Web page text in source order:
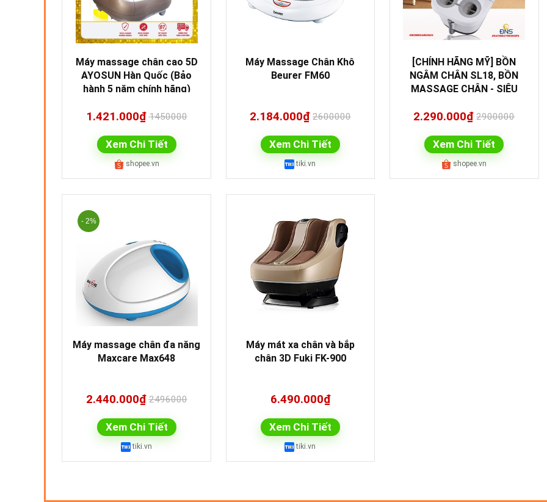
Máy massage chân cao 5D
AYOSUN Hàn Quốc (Bảo
hành 5 năm chính hãng)
1.421.000₫ 1450000
Xem Chi Tiết
shopee.vn
Máy Massage Chân Khô
Beurer FM60
2.184.000₫ 2600000
Xem Chi Tiết
tiki.vn
[CHÍNH HÃNG MỸ] BỒN
NGÂM CHÂN SL18, BỒN
MASSAGE CHÂN - SIÊU
2.290.000₫ 2900000
Xem Chi Tiết
shopee.vn
- 2%
Máy massage chân đa năng
Maxcare Max648
2.440.000₫ 2496000
Xem Chi Tiết
tiki.vn
Máy mát xa chân và bắp
chân 3D Fuki FK-900
6.490.000₫
Xem Chi Tiết
tiki.vn